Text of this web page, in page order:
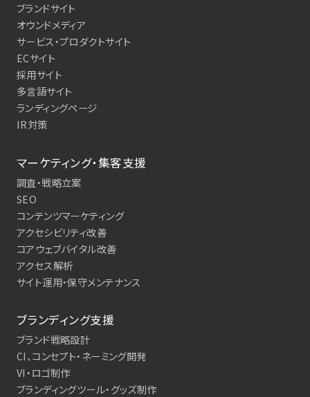
ブランドサイト
オウンドメディア
サービス・プロダクトサイト
ECサイト
採用サイト
多言語サイト
ランディングページ
IR対策
マーケティング・集客支援
調査・戦略立案
SEO
コンテンツマーケティング
アクセシビリティ改善
コアウェブバイタル改善
アクセス解析
サイト運用・保守メンテナンス
ブランディング支援
ブランド戦略設計
CI、コンセプト・ネーミング開発
VI・ロゴ制作
ブランディングツール・グッズ制作